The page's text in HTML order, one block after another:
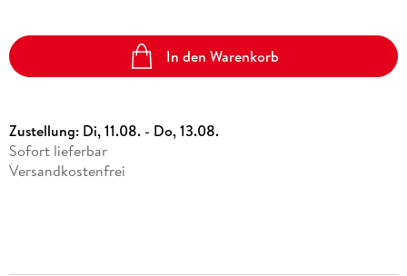
In den Warenkorb
Zustellung: Di, 11.08. - Do, 13.08.
Sofort lieferbar
Versandkostenfrei